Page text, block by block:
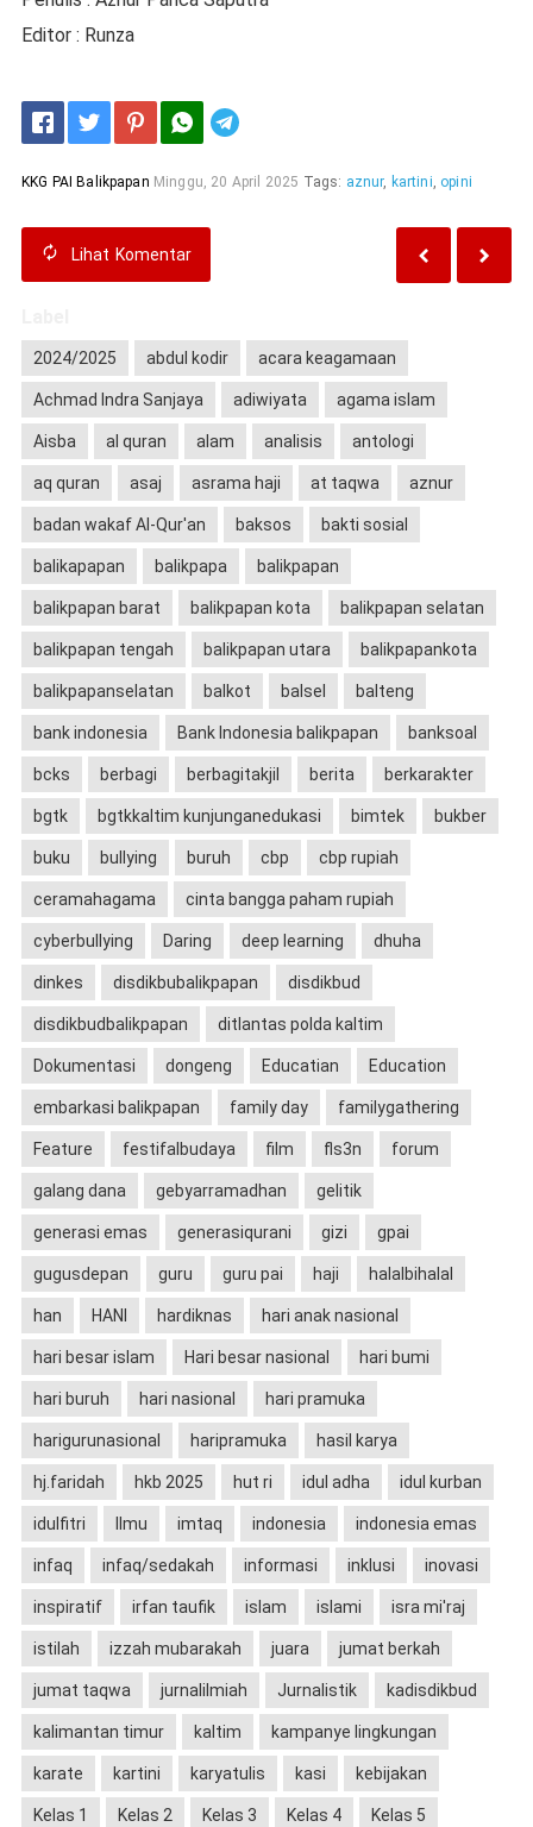
Editor : Runza
KKG PAI Balikpapan Minggu, 20 April 2025 Tags: aznur, kartini, opini
Lihat Komentar
2024/2025 abdul kodir acara keagamaan
Achmad Indra Sanjaya adiwiyata agama islam
Aisba al quran alam analisis antologi
aq quran asaj asrama haji at taqwa aznur
badan wakaf Al-Qur'an baksos bakti sosial
balikapapan balikpapa balikpapan
balikpapan barat balikpapan kota balikpapan selatan
balikpapan tengah balikpapan utara balikpapankota
balikpapanselatan balkot balsel balteng
bank indonesia Bank Indonesia balikpapan banksoal
bcks berbagi berbagitakjil berita berkarakter
bgtk bgtkkaltim kunjunganedukasi bimtek bukber
buku bullying buruh cbp cbp rupiah
ceramahagama cinta bangga paham rupiah
cyberbullying Daring deep learning dhuha
dinkes disdikbubalikpapan disdikbud
disdikbudbalikpapan ditlantas polda kaltim
Dokumentasi dongeng Educatian Education
embarkasi balikpapan family day familygathering
Feature festifalbudaya film fls3n forum
galang dana gebyarramadhan gelitik
generasi emas generasiqurani gizi gpai
gugusdepan guru guru pai haji halalbihalal
han HANI hardiknas hari anak nasional
hari besar islam Hari besar nasional hari bumi
hari buruh hari nasional hari pramuka
harigurunasional haripramuka hasil karya
hj.faridah hkb 2025 hut ri idul adha idul kurban
idulfitri Ilmu imtaq indonesia indonesia emas
infaq infaq/sedakah informasi inklusi inovasi
inspiratif irfan taufik islam islami isra mi'raj
istilah izzah mubarakah juara jumat berkah
jumat taqwa jurnalilmiah Jurnalistik kadisdikbud
kalimantan timur kaltim kampanye lingkungan
karate kartini karyatulis kasi kebijakan
Kelas 1 Kelas 2 Kelas 3 Kelas 4 Kelas 5